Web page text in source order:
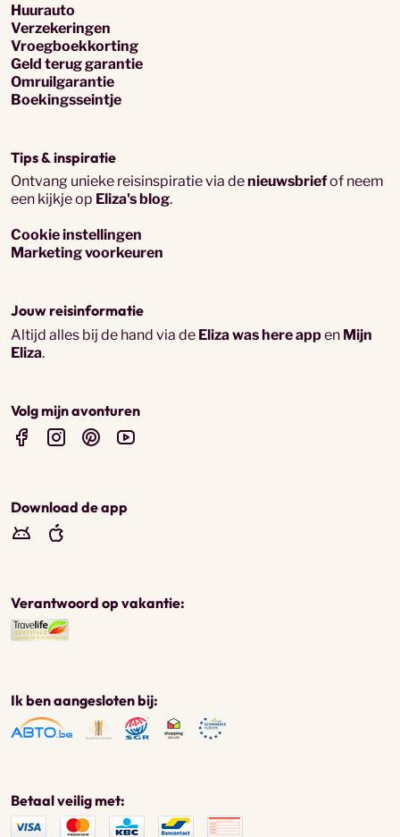
Huurauto
Verzekeringen
Vroegboekkorting
Geld terug garantie
Omruilgarantie
Boekingsseintje
Tips & inspiratie
Ontvang unieke reisinspiratie via denieuwsbriefof neem
een kijkje op Eliza's blog.
Cookie instellingen
Marketing voorkeuren
Jouw reisinformatie
Altijd alles bij de hand via de Eliza was here appen Mijn
Eliza.
Volg mijn avonturen
Download de app
Verantwoord op vakantie:
Ik ben aangesloten bij:
Betaal veilig met: